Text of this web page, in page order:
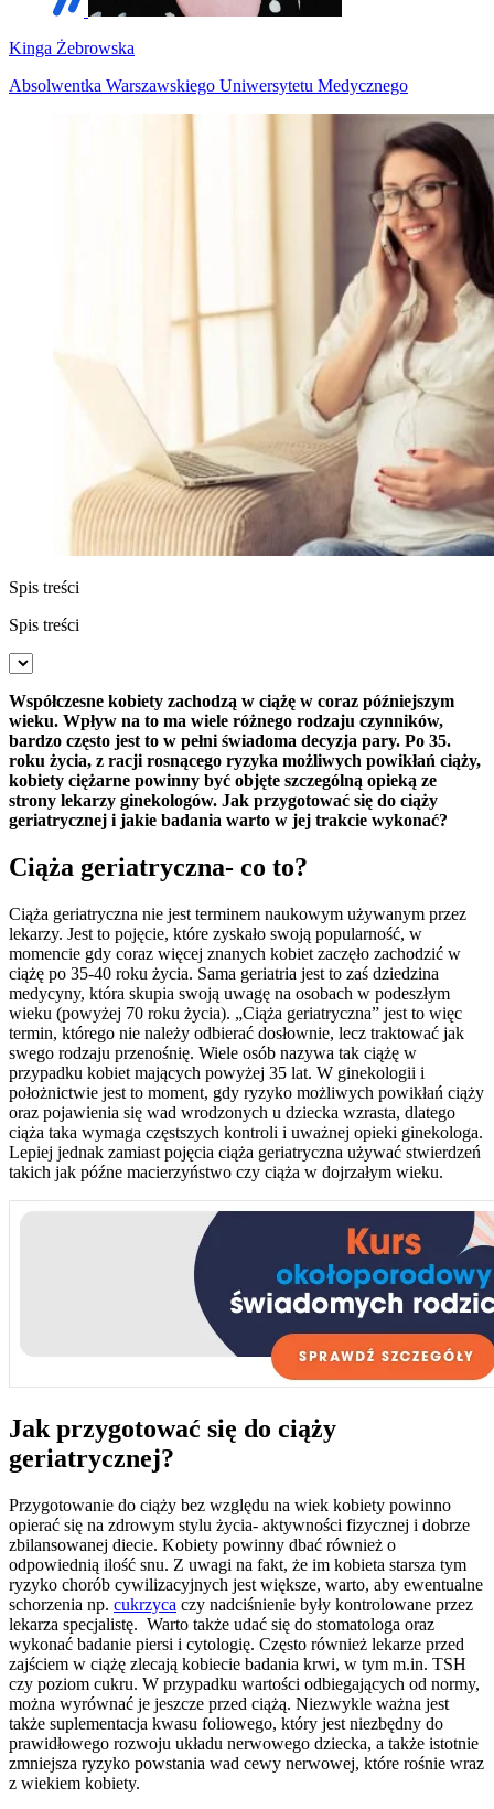
Kinga Żebrowska
Absolwentka Warszawskiego Uniwersytetu Medycznego
Spis treści
Spis treści
Współczesne kobiety zachodzą w ciążę w coraz późniejszym
wieku. Wpływ na to ma wiele różnego rodzaju czynników,
bardzo często jest to w pełni świadoma decyzja pary. Po 35.
roku życia, z racji rosnącego ryzyka możliwych powikłań ciąży,
kobiety ciężarne powinny być objęte szczególną opieką ze
strony lekarzy ginekologów. Jak przygotować się do ciąży
geriatrycznej i jakie badania warto w jej trakcie wykonać?
Ciąża geriatryczna- co to?
Ciąża geriatryczna nie jest terminem naukowym używanym przez
lekarzy. Jest to pojęcie, które zyskało swoją popularność, w
momencie gdy coraz więcej znanych kobiet zaczęło zachodzić w
ciążę po 35-40 roku życia. Sama geriatria jest to zaś dziedzina
medycyny, która skupia swoją uwagę na osobach w podeszłym
wieku (powyżej 70 roku życia). „Ciąża geriatryczna” jest to więc
termin, którego nie należy odbierać dosłownie, lecz traktować jak
swego rodzaju przenośnię. Wiele osób nazywa tak ciążę w
przypadku kobiet mających powyżej 35 lat. W ginekologii i
położnictwie jest to moment, gdy ryzyko możliwych powikłań ciąży
oraz pojawienia się wad wrodzonych u dziecka wzrasta, dlatego
ciąża taka wymaga częstszych kontroli i uważnej opieki ginekologa.
Lepiej jednak zamiast pojęcia ciąża geriatryczna używać stwierdzeń
takich jak późne macierzyństwo czy ciąża w dojrzałym wieku.
Jak przygotować się do ciąży
geriatrycznej?
Przygotowanie do ciąży bez względu na wiek kobiety powinno
opierać się na zdrowym stylu życia- aktywności fizycznej i dobrze
zbilansowanej diecie. Kobiety powinny dbać również o
odpowiednią ilość snu. Z uwagi na fakt, że im kobieta starsza tym
ryzyko chorób cywilizacyjnych jest większe, warto, aby ewentualne
schorzenia np. cukrzyca czy nadciśnienie były kontrolowane przez
lekarza specjalistę. Warto także udać się do stomatologa oraz
wykonać badanie piersi i cytologię. Często również lekarze przed
zajściem w ciążę zlecają kobiecie badania krwi, w tym m.in. TSH
czy poziom cukru. W przypadku wartości odbiegających od normy,
można wyrównać je jeszcze przed ciążą. Niezwykle ważna jest
także suplementacja kwasu foliowego, który jest niezbędny do
prawidłowego rozwoju układu nerwowego dziecka, a także istotnie
zmniejsza ryzyko powstania wad cewy nerwowej, które rośnie wraz
z wiekiem kobiety.